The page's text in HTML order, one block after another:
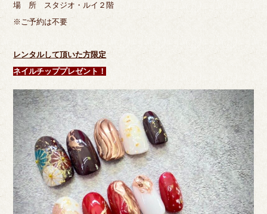
場 所 スタジオ・ルイ２階
※ご予約は不要
レンタルして頂いた方限定
ネイルチッププレゼント！